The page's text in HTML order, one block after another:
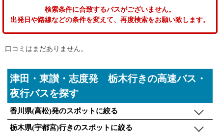
検索条件に合致するバスがございません。
出発日や路線などの条件を変えて、再度検索をお願い致します。
口コミはまだありません。
津田・東讃・志度発 栃木行きの高速バス・
夜行バスを探す
香川県(高松)発のスポットに絞る
栃木県(宇都宮)行きのスポットに絞る